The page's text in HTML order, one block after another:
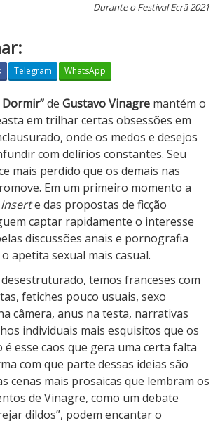
Durante o Festival Ecrã 2021
Telegram WhatsApp
de Gustavo Vinagre mantém o
em trilhar certas obsessões em
onde os medos e desejos
com delírios constantes. Seu
mais perdido que os demais nas
Em um primeiro momento a
inserte das propostas de ficção
captar rapidamente o interesse
discussões anais e pornografia
apetita sexual mais casual.
temos franceses com
fetiches pouco usuais, sexo
câmera, anus na testa, narrativas
individuais mais esquisitos que os
esse caos que gera uma certa falta
com que parte dessas ideias são
cenas mais prosaicas que lembram os
de Vinagre, como um debate
dildos”, podem encantar o